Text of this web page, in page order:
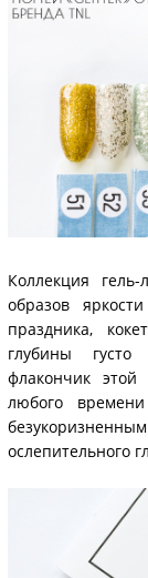
Коллекция
образов
праздника,
глубины густо
флакончик
любого
ослепительного